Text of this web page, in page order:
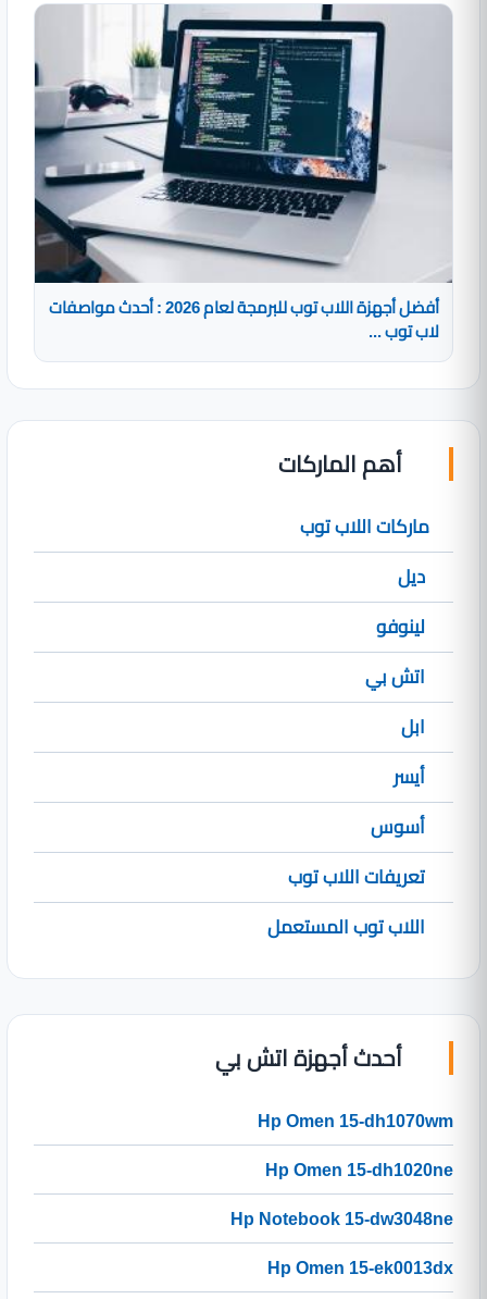
أفضل أجهزة اللاب توب للبرمجة لعام 2026 : أحدث مواصفات
لاب توب ...
أهم الماركات
ماركات اللاب توب
ديل
لينوفو
اتش بي
ابل
أيسر
أسوس
تعريفات اللاب توب
اللاب توب المستعمل
أحدث أجهزة اتش بي
Hp Omen 15-dh1070wm
Hp Omen 15-dh1020ne
Hp Notebook 15-dw3048ne
Hp Omen 15-ek0013dx